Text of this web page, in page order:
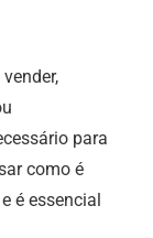
para
como é
é essencial